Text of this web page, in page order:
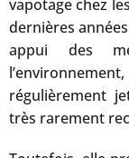
vapotage chez
dernières
appui des
régulièrement
très rarement